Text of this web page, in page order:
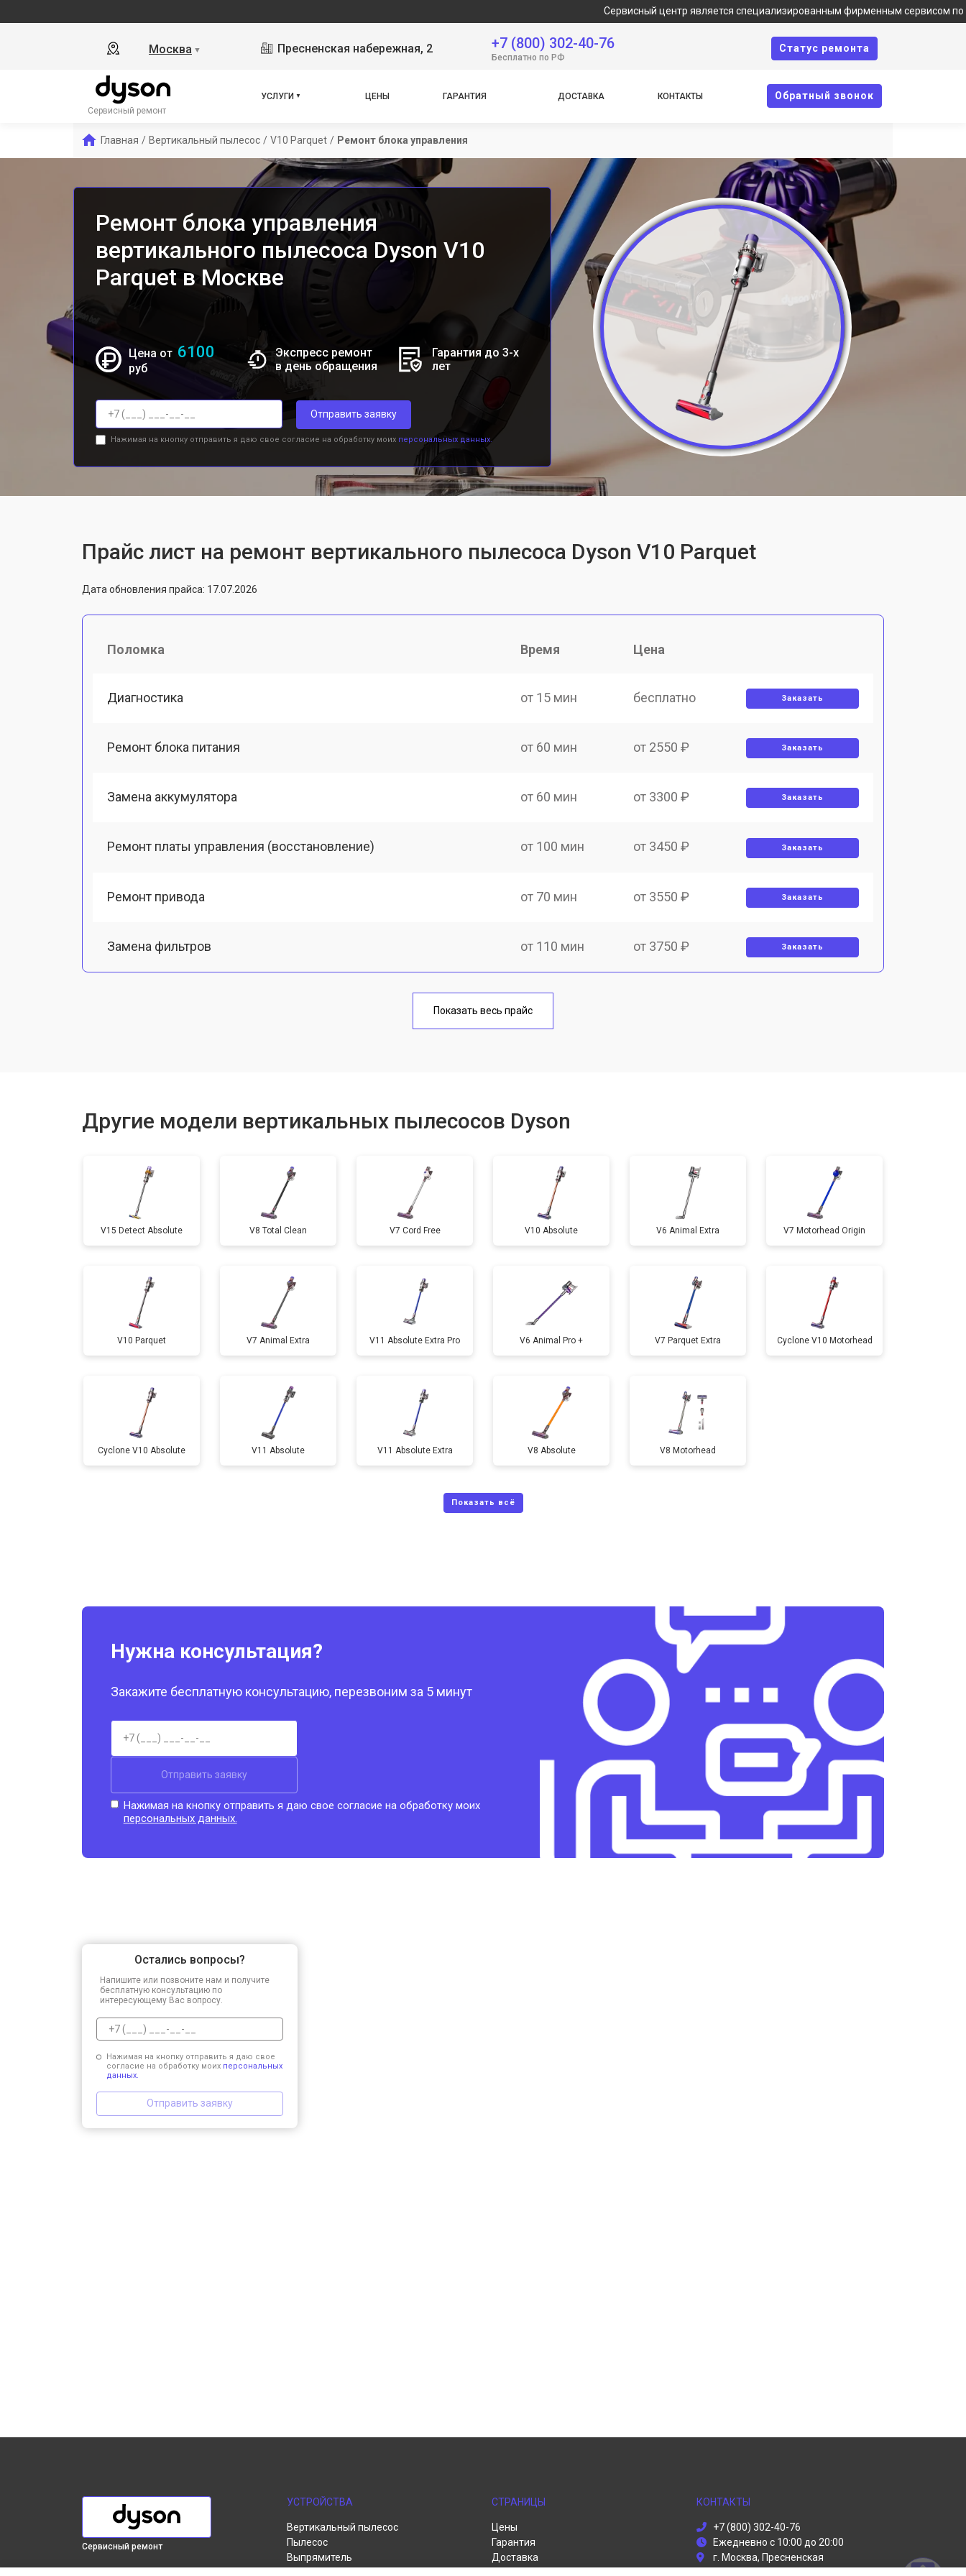
Сервисный центр является специализированным фирменным сервисом по
Москва ▼ Пресненская набережная, 2 +7 (800) 302-40-76
Бесплатно по РФ
Cтатус ремонта
Сервисный ремонт
УСЛУГИ ЦЕНЫ ГАРАНТИЯ ДОСТАВКА КОНТАКТЫ Oбратный звонок
Главная / Вертикальный пылесос / V10 Parquet / Ремонт блока управления
Ремонт блока управления
вертикального пылесоса Dyson V10
Parquet в Москве
Цена от 6100
руб
Экспресс ремонт
в день обращения
Гарантия до 3-х
лет
Отправить заявку
Нажимая на кнопку отправить я даю свое согласие на обработку моих персональных данных.
Прайс лист на ремонт вертикального пылесоса Dyson V10 Parquet
Дата обновления прайса: 17.07.2026
Поломка Время Цена
Диагностика от 15 мин бесплатно Заказать
Ремонт блока питания от 60 мин от 2550 ₽ Заказать
Замена аккумулятора от 60 мин от 3300 ₽ Заказать
Ремонт платы управления (восстановление) от 100 мин от 3450 ₽ Заказать
Ремонт привода от 70 мин от 3550 ₽ Заказать
Замена фильтров от 110 мин от 3750 ₽ Заказать
от 80 мин
Показать весь прайс
Другие модели вертикальных пылесосов Dyson
V15 Detect Absolute V8 Total Clean V7 Cord Free V10 Absolute V6 Animal Extra V7 Motorhead Origin
V10 Parquet V7 Animal Extra V11 Absolute Extra Pro V6 Animal Pro + V7 Parquet Extra Cyclone V10 Motorhead
Cyclone V10 Absolute V11 Absolute V11 Absolute Extra V8 Absolute V8 Motorhead
Нужна консультация?
Закажите бесплатную консультацию, перезвоним за 5 минут
Отправить заявку
Нажимая на кнопку отправить я даю свое согласие на обработку моих
персональных данных.
Остались вопросы?
Напишите или позвоните нам и получите
бесплатную консультацию по
интересующему Вас вопросу.
Нажимая на кнопку отправить я даю свое
согласие на обработку моих персональных
данных.
Отправить заявку
Сервисный ремонт
УСТРОЙСТВА
Вертикальный пылесос
Пылесос
Выпрямитель
СТРАНИЦЫ
Цены
Гарантия
Доставка
КОНТАКТЫ
+7 (800) 302-40-76
Ежедневно с 10:00 до 20:00
г. Москва, Пресненская